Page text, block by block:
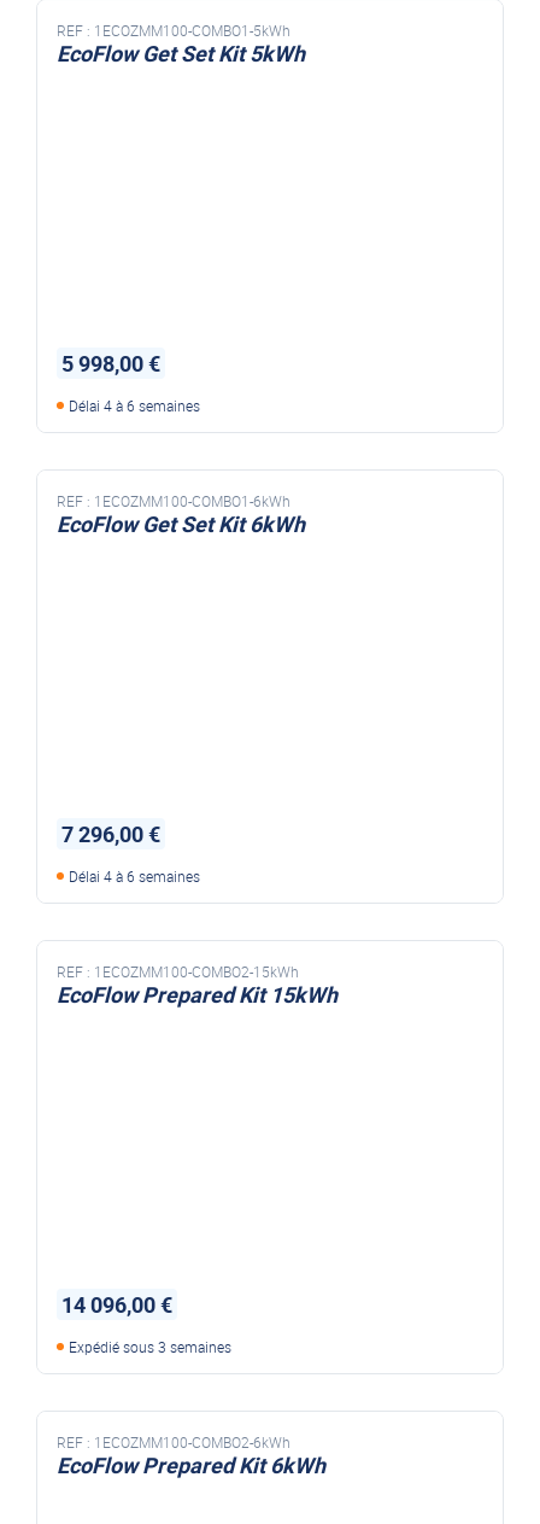
REF : 1ECOZMM100-COMBO1-5kWh
EcoFlow Get Set Kit 5kWh
5 998,00 €
Délai 4 à 6 semaines
REF : 1ECOZMM100-COMBO1-6kWh
EcoFlow Get Set Kit 6kWh
7 296,00 €
Délai 4 à 6 semaines
REF : 1ECOZMM100-COMBO2-15kWh
EcoFlow Prepared Kit 15kWh
14 096,00 €
Expédié sous 3 semaines
REF : 1ECOZMM100-COMBO2-6kWh
EcoFlow Prepared Kit 6kWh